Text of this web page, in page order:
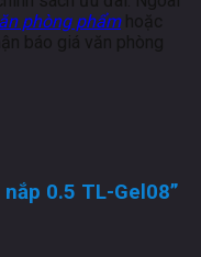
phòng phẩm hoặc
báo giá văn phòng
0.5 TL-Gel08”